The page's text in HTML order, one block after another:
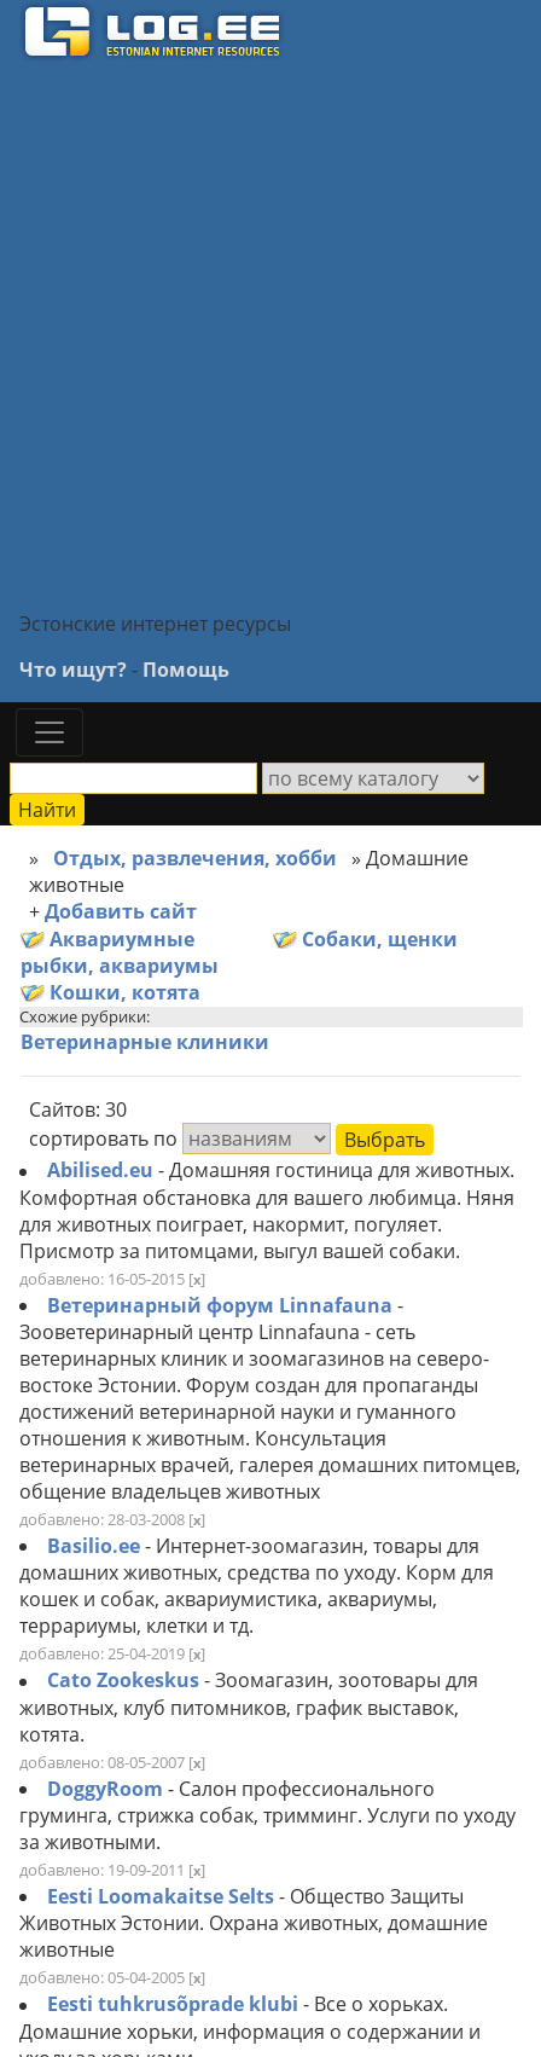
Эстонские интернет ресурсы
Что ищут?- Помощь
» Отдых, развлечения, хобби » Домашние
животные
+Добавить сайт
Аквариумные
рыбки, аквариумы
Кошки, котята
Собаки, щенки
Схожие рубрики:
Ветеринарные клиники
Сайтов: 30
сортировать по
Abilised.eu - Домашняя гостиница для животных.
Комфортная обстановка для вашего любимца. Няня
для животных поиграет, накормит, погуляет.
Присмотр за питомцами, выгул вашей собаки.
добавлено: 16-05-2015 [x]
Ветеринарный форум Linnafauna -
Зооветеринарный центр Linnafauna - сеть
ветеринарных клиник и зоомагазинов на северо-
востоке Эстонии. Форум создан для пропаганды
достижений ветеринарной науки и гуманного
отношения к животным. Консультация
ветеринарных врачей, галерея домашних питомцев,
общение владельцев животных
добавлено: 28-03-2008 [x]
Basilio.ee- Интернет-зоомагазин, товары для
домашних животных, средства по уходу. Корм для
кошек и собак, аквариумистика, аквариумы,
террариумы, клетки и тд.
добавлено: 25-04-2019 [x]
Cato Zookeskus- Зоомагазин, зоотовары для
животных, клуб питомников, график выставок,
котята.
добавлено: 08-05-2007 [x]
DoggyRoom - Салон профессионального
груминга, стрижка собак, тримминг. Услуги по уходу
за животными.
добавлено: 19-09-2011 [x]
Eesti Loomakaitse Selts- Общество Защиты
Животных Эстонии. Охрана животных, домашние
животные
добавлено: 05-04-2005 [x]
Eesti tuhkrusõprade klubi - Все о хорьках.
Домашние хорьки, информация о содержании и